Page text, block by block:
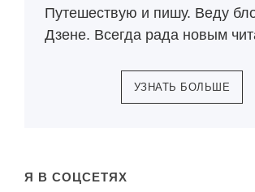
Путешествую и пишу. Веду
Дзене. Всегда рада новым
УЗНАТЬ БОЛЬШЕ
Я В СОЦСЕТЯХ